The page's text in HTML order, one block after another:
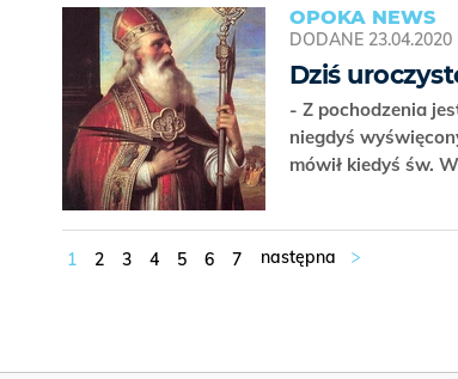
OPOKA NEWS
DODANE 23.04.2020
Dziś
- Z pochodzenia
niegdyś
mówił kiedyś św.
1 2 3 4 5 6 7